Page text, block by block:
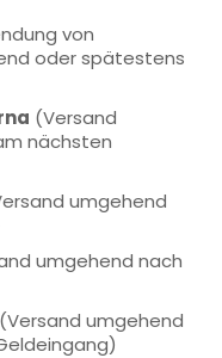
von
oder spätestens
(Versand
nächsten
umgehend
umgehend nach
(Versand umgehend